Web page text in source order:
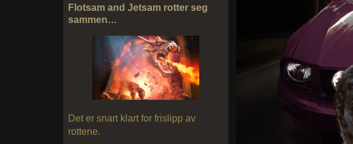
Flotsam and Jetsam rotter seg
sammen…
Det er snart klart for frislipp av
rottene.